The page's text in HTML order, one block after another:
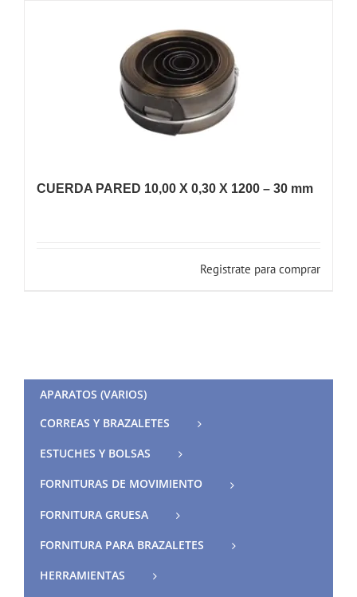
CUERDA PARED 10,00 X 0,30 X 1200 – 30 mm
Registrate para comprar
APARATOS (VARIOS)
CORREAS Y BRAZALETES
ESTUCHES Y BOLSAS
FORNITURAS DE MOVIMIENTO
FORNITURA GRUESA
FORNITURA PARA BRAZALETES
HERRAMIENTAS